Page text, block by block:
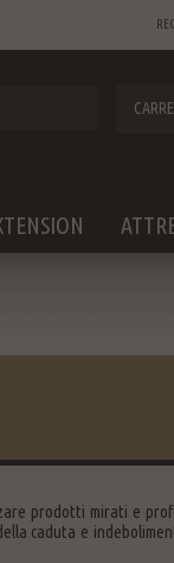
prodotti mirati e
caduta e